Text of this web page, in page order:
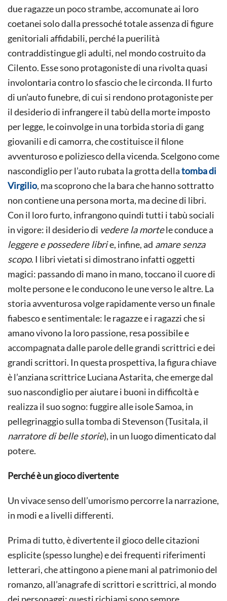
due ragazze un poco strambe, accomunate ai loro
coetanei solo dalla pressoché totale assenza di figure
genitoriali affidabili, perché la puerilità
contraddistingue gli adulti, nel mondo costruito da
Cilento. Esse sono protagoniste di una rivolta quasi
involontaria contro lo sfascio che le circonda. Il furto
di un’auto funebre, di cui si rendono protagoniste per
il desiderio di infrangere il tabù della morte imposto
per legge, le coinvolge in una torbida storia di gang
giovanili e di camorra, che costituisce il filone
avventuroso e poliziesco della vicenda. Scelgono come
nascondiglio per l’auto rubata la grotta dellatomba di
Virgilio, ma scoprono che la bara che hanno sottratto
non contiene una persona morta, ma decine di libri.
Con il loro furto, infrangono quindi tutti i tabù sociali
in vigore: il desiderio di vedere la mortele conduce a
leggere e possedere librie, infine, ad amare senza
scopo. I libri vietati si dimostrano infatti oggetti
magici: passando di mano in mano, toccano il cuore di
molte persone e le conducono le une verso le altre. La
storia avventurosa volge rapidamente verso un finale
fiabesco e sentimentale: le ragazze e i ragazzi che si
amano vivono la loro passione, resa possibile e
accompagnata dalle parole delle grandi scrittrici e dei
grandi scrittori. In questa prospettiva, la figura chiave
è l’anziana scrittrice Luciana Astarita, che emerge dal
suo nascondiglio per aiutare i buoni in difficoltà e
realizza il suo sogno: fuggire alle isole Samoa, in
pellegrinaggio sulla tomba di Stevenson (Tusitala, il
narratore di belle storie), in un luogo dimenticato dal
potere.
Perché è un gioco divertente
Un vivace senso dell’umorismo percorre la narrazione,
in modi e a livelli differenti.
Prima di tutto, è divertente il gioco delle citazioni
esplicite (spesso lunghe) e dei frequenti riferimenti
letterari, che attingono a piene mani al patrimonio del
romanzo, all’anagrafe di scrittori e scrittrici, al mondo